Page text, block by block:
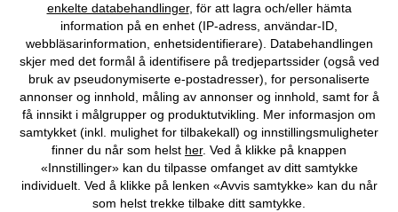
Du kan også finne oss på
Kjøpsvilkår Personopplysninger Cookie-innstillinger
Angre kjøp
©
enkelte databehandlinger, för att lagra och/eller hämta
information på en enhet (IP-adress, användar-ID,
webbläsarinformation, enhetsidentifierare). Databehandlingen
skjer med det formål å identifisere på tredjepartssider (også ved
bruk av pseudonymiserte e-postadresser), for personaliserte
annonser og innhold, måling av annonser og innhold, samt for å
få innsikt i målgrupper og produktutvikling. Mer informasjon om
samtykket (inkl. mulighet for tilbakekall) og innstillingsmuligheter
finner du når som helst her. Ved å klikke på knappen
«Innstillinger» kan du tilpasse omfanget av ditt samtykke
individuelt. Ved å klikke på lenken «Avvis samtykke» kan du når
som helst trekke tilbake ditt samtykke.